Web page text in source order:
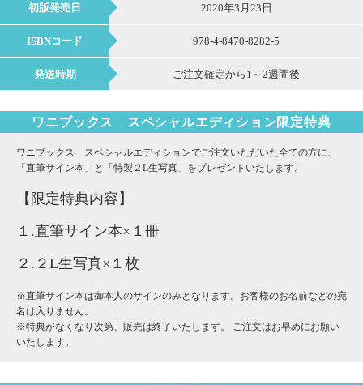
初版発売日
2020年3月23日
ISBNコード 978-4-8470-8282-5
発送時期 ご注文確定から1～2週間後
ワニブックス スペシャルエディション限定特典
ワニブックス スペシャルエディションでご注文いただいた全ての方に、
「直筆サイン本」と「特製２L生写真」をプレゼントいたします。
【限定特典内容】
１.直筆サイン本×１冊
２.２L生写真×１枚
※直筆サイン本は御本人のサインのみとなります。お客様のお名前などの宛
名は入りません。
※特典がなくなり次第、販売は終了いたします。 ご注文はお早めにお願い
いたします。